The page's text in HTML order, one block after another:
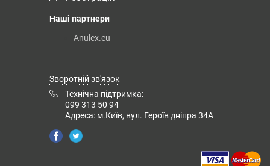
Наші партнери
Anulex.eu
Зворотній зв'язок
Технічна підтримка:
099 313 50 94
Адреса: м.Київ, вул. Героїв дніпра 34А